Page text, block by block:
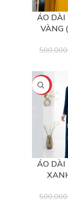
ÁO DÀI
VÀNG
500,000
-40%
ÁO DÀI
500,000